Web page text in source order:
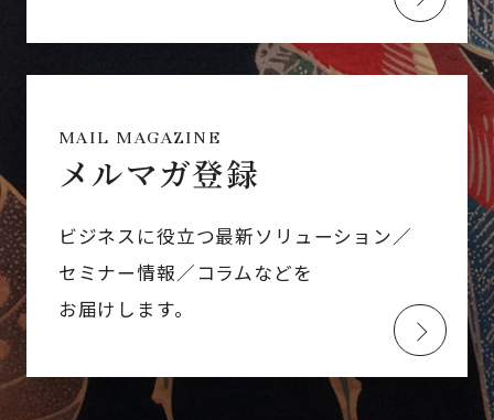
MAIL MAGAZINE
メルマガ登録
ビジネスに役立つ最新ソリューション／
セミナー情報／コラムなどを
お届けします。